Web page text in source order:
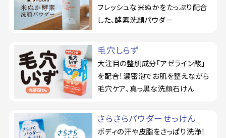
フレッシュな米ぬかをたっぷり配合
した、酵素洗顔パウダー
毛穴しらず
大注目の整肌成分「アゼライン酸」
を配合！濃密泡でお肌を整えながら
毛穴ケア、真っ黒な洗顔石けん
さらさらパウダーせっけん
ボディの汗や皮脂をさっぱり洗浄！